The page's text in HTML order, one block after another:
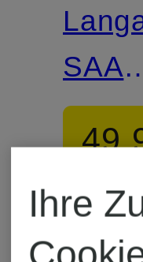
42,46 €
Ihre